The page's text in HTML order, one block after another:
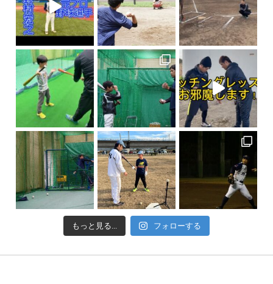
もっと見る... フォローする